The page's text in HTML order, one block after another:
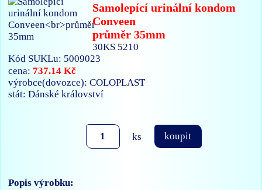
Samolepící urinální kondom
Conveen
průměr 35mm
30KS 5210
Kód SUKLu: 5009023
cena: 737.14 Kč
výrobce(dovozce): COLOPLAST
stát: Dánské království
ks koupit
Popis výrobku: